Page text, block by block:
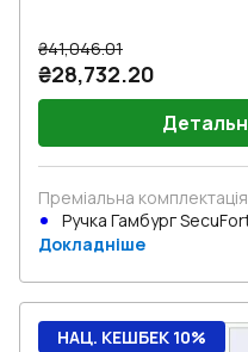
₴41,046.01
₴28,732.20
Преміальна комплектація
Ручка Гамбург
Докладніше
НАЦ. КЕШБЕК 10%